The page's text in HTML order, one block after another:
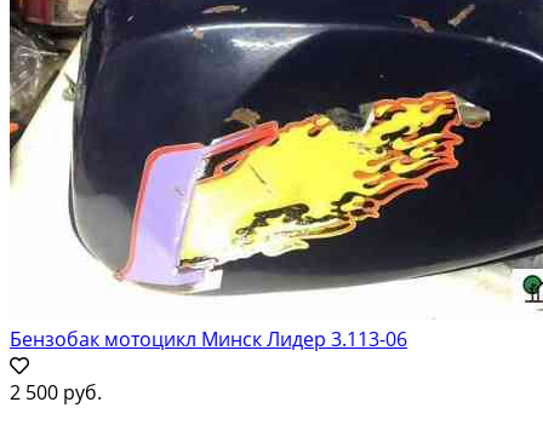
Бензобак мотоцикл Минск Лидер 3.113-06
2 500 руб.